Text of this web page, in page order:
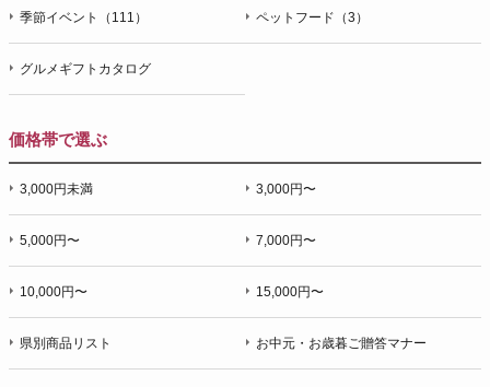
季節イベント（111） ペットフード（3）
グルメギフトカタログ
価格帯で選ぶ
3,000円未満 3,000円〜
5,000円〜 7,000円〜
10,000円〜 15,000円〜
県別商品リスト お中元・お歳暮ご贈答マナー